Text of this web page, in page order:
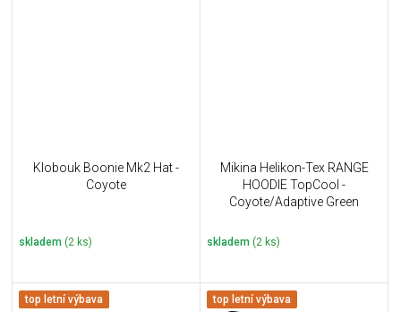
Klobouk Boonie Mk2 Hat -
Coyote
skladem (2 ks)
Mikina Helikon-Tex RANGE
HOODIE TopCool -
Coyote/Adaptive Green
skladem (2 ks)
top letní výbava top letní výbava